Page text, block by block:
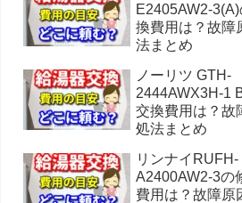
E2405AW2-
換費用は？故障
法まとめ
ノーリツ GTH-
2444AWX3H-1
交換費用は？故
処法まとめ
リンナイRUFH-
A2400AW2-3の
費用は？故障原